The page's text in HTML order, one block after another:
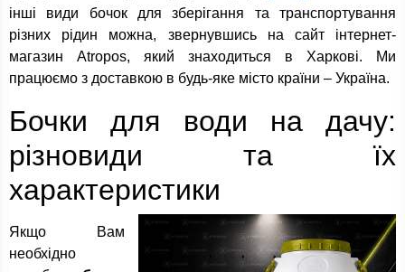
інші види бочок для зберігання та транспортування
різних рідин можна, звернувшись на сайт інтернет-
магазин Atropos, який знаходиться в Харкові. Ми
працюємо з доставкою в будь-яке місто країни – Україна.
Бочки для води на дачу:
різновиди та їх
характеристики
Якщо Вам
необхідно